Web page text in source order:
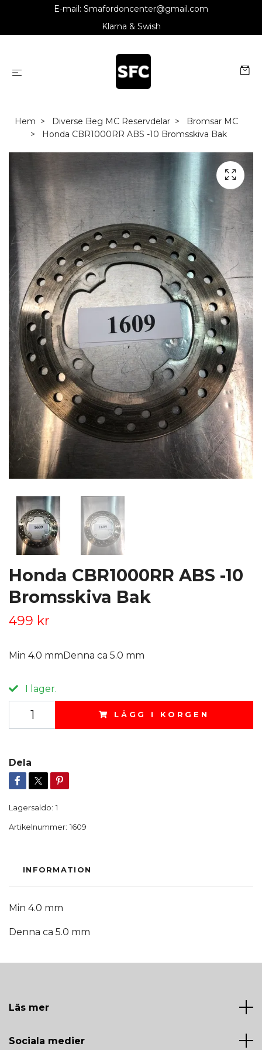
E-mail: Smafordoncenter@gmail.com
Klarna & Swish
Hem Diverse Beg MC Reservdelar
Bromsar MC
Honda CBR1000RR ABS -10 Bromsskiva Bak
Honda CBR1000RR ABS -10
Bromsskiva Bak
499 kr
Min 4.0 mmDenna ca 5.0 mm
I lager.
LÄGG I KORGEN
Dela
Lagersaldo: 1
Artikelnummer: 1609
INFORMATION
Min 4.0 mm
Denna ca 5.0 mm
Läs mer
Sociala medier